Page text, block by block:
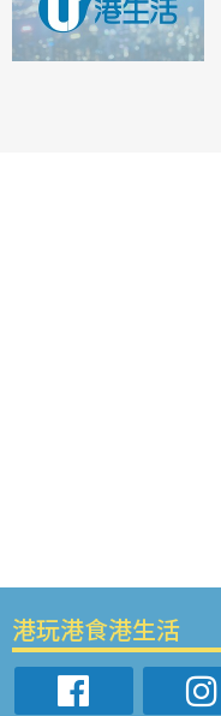
港玩港食港生活